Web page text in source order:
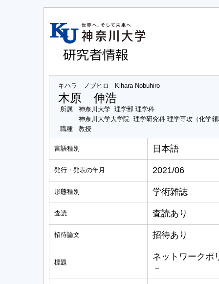
キハラ ノブヒロ Kihara Nobuhiro
木原 伸浩
所属
神奈川大学 理学部 理学科
神奈川大学大学院 理学研究科 理学専攻（化学
職種
教授
言語種別 日本語
発行・発表の年月 2021/06
形態種別 学術雑誌
査読 査読あり
招待論文 招待あり
標題
ネットワークポ
－